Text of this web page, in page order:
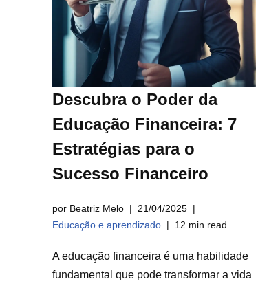
Descubra o Poder da
Educação Financeira: 7
Estratégias para o
Sucesso Financeiro
por Beatriz Melo
21/04/2025
Educação e aprendizado
12 min read
A educação financeira é uma habilidade
fundamental que pode transformar a vida